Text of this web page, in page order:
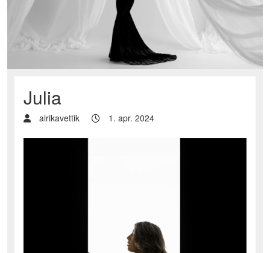
Julia
airikavettik 1. apr. 2024